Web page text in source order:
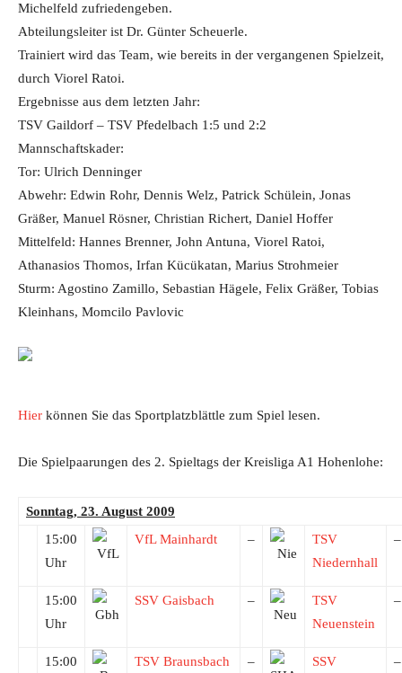
Michelfeld zufriedengeben.
Abteilungsleiter ist Dr. Günter Scheuerle.
Trainiert wird das Team, wie bereits in der vergangenen Spielzeit,
durch Viorel Ratoi.
Ergebnisse aus dem letzten Jahr:
TSV Gaildorf – TSV Pfedelbach 1:5 und 2:2
Mannschaftskader:
Tor: Ulrich Denninger
Abwehr: Edwin Rohr, Dennis Welz, Patrick Schülein, Jonas
Gräßer, Manuel Rösner, Christian Richert, Daniel Hoffer
Mittelfeld: Hannes Brenner, John Antuna, Viorel Ratoi,
Athanasios Thomos, Irfan Kücükatan, Marius Strohmeier
Sturm: Agostino Zamillo, Sebastian Hägele, Felix Gräßer, Tobias
Kleinhans, Momcilo Pavlovic
Hier können Sie das Sportplatzblättle zum Spiel lesen.
Die Spielpaarungen des 2. Spieltags der Kreisliga A1 Hohenlohe:
Sonntag, 23. August 2009
15:00
Uhr
VfL Mainhardt –
TSV
Niedernhall
–
15:00
Uhr
SSV Gaisbach –
TSV
Neuenstein
–
15:00
TSV Braunsbach –
SSV
–